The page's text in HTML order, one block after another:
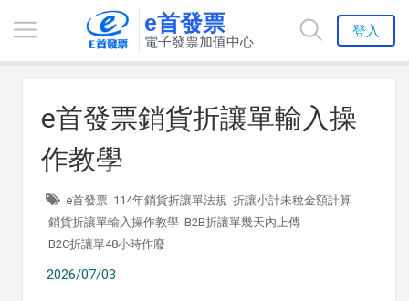
e首發票
電子發票加值中心
登入
e首發票銷貨折讓單輸入操
作教學
e首發票 114年銷貨折讓單法規 折讓小計未稅金額計算
銷貨折讓單輸入操作教學 B2B折讓單幾天內上傳
B2C折讓單48小時作廢
2026/07/03